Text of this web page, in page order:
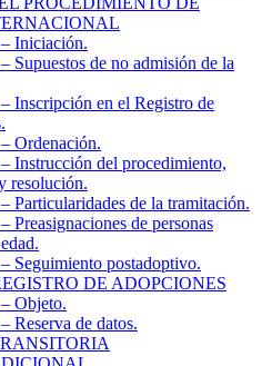
– Iniciación.
– Supuestos de no admisión de la
– Inscripción en el Registro de
– Ordenación.
– Instrucción del procedimiento,
resolución.
– Particularidades de la tramitación.
– Preasignaciones de personas
– Seguimiento postadoptivo.
DE ADOPCIONES
– Objeto.
– Reserva de datos.